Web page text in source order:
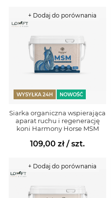
WYSYŁKA 24H NOWOŚĆ
Siarka organiczna wspierająca
aparat ruchu i regenerację
koni Harmony Horse MSM
109,00 zł / szt.
+ Dodaj do porównania
+ Dodaj do porównania